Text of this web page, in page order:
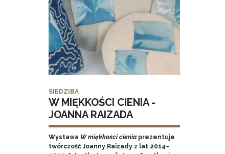
SIEDZIBA
W MIĘKKOŚCI CIENIA -
JOANNA RAIZADA
Wystawa W miękkości cieniaprezentuje
twórczość Joanny Raizady z lat 2014–